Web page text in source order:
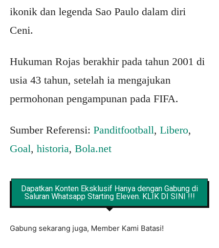
ikonik dan legenda Sao Paulo dalam diri
Ceni.
Hukuman Rojas berakhir pada tahun 2001 di
usia 43 tahun, setelah ia mengajukan
permohonan pengampunan pada FIFA.
Sumber Referensi: Panditfootball, Libero,
Goal, historia, Bola.net
Dapatkan Konten Eksklusif Hanya dengan Gabung di
Saluran Whatsapp Starting Eleven. KLIK DI SINI !!!
Gabung sekarang juga, Member Kami Batasi!